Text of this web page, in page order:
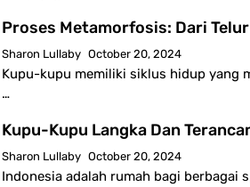
Proses Metamorfosis: Dari
Sharon Lullaby October 20, 2024
Kupu-kupu memiliki siklus hidup yang
…
Kupu-Kupu Langka Dan
Sharon Lullaby October 20, 2024
Indonesia adalah rumah bagi berbagai